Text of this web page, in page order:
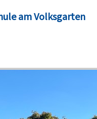
am Volksgarten